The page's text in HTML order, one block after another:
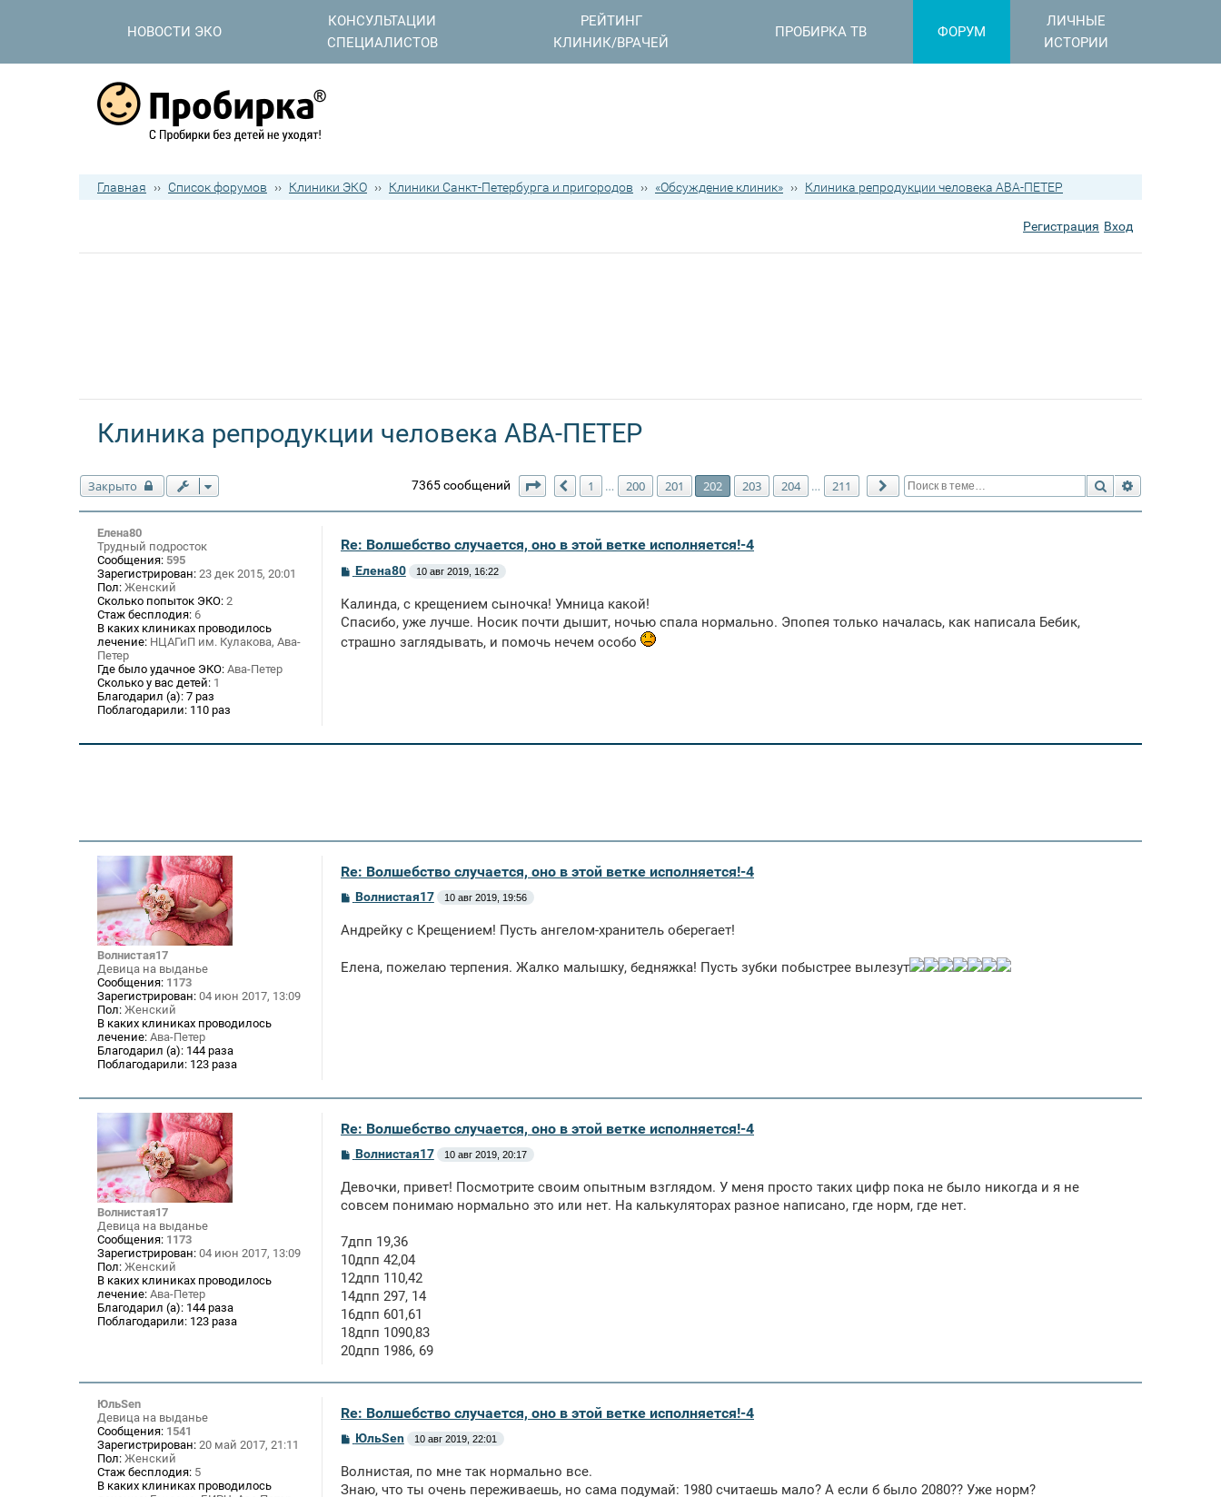
НОВОСТИ ЭКО
КОНСУЛЬТАЦИИ
СПЕЦИАЛИСТОВ
РЕЙТИНГ
КЛИНИК/ВРАЧЕЙ
ПРОБИРКА ТВ ФОРУМ
ЛИЧНЫЕ
ИСТОРИИ
Главная ›› Список форумов ›› Клиники ЭКО ›› Клиники Санкт-Петербурга и пригородов ›› «Обсуждение клиник» ›› Клиника репродукции человека АВА-ПЕТЕР
Регистрация Вход
Клиника репродукции человека АВА-ПЕТЕР
Закрыто Поиск
7365 сообщений Страница 202 из211
Пред.
1 … 200 201 202 203 204 … 211 След.
Елена80
Трудный подросток
Сообщения: 595
Зарегистрирован: 23 дек 2015, 20:01
Пол: Женский
Сколько попыток ЭКО: 2
Стаж бесплодия: 6
В каких клиниках проводилось
лечение: НЦАГиП им. Кулакова, Ава-
Петер
Где было удачное ЭКО: Ава-Петер
Сколько у вас детей: 1
Благодарил (а): 7 раз
Поблагодарили: 110 раз
Re: Волшебство случается, оно в этой ветке исполняется!-4
С
б
щ
н
Елена80 10 авг 2019, 16:22
Калинда, с крещением сыночка! Умница какой!
Спасибо, уже лучше. Носик почти дышит, ночью спала нормально. Эпопея только началась, как написала Бебик,
страшно заглядывать, и помочь нечем особо
Волнистая17
Девица на выданье
Сообщения: 1173
Зарегистрирован: 04 июн 2017, 13:09
Пол: Женский
В каких клиниках проводилось
лечение: Ава-Петер
Благодарил (а): 144 раза
Поблагодарили: 123 раза
Re: Волшебство случается, оно в этой ветке исполняется!-4
С
б
н
Волнистая17 10 авг 2019, 19:56
Андрейку с Крещением! Пусть ангелом-хранитель оберегает!
Елена, пожелаю терпения. Жалко малышку, бедняжка! Пусть зубки побыстрее вылезут
Волнистая17
Девица на выданье
Сообщения: 1173
Зарегистрирован: 04 июн 2017, 13:09
Пол: Женский
В каких клиниках проводилось
лечение: Ава-Петер
Благодарил (а): 144 раза
Поблагодарили: 123 раза
Re: Волшебство случается, оно в этой ветке исполняется!-4
С
б
щ
и
е
Волнистая17 10 авг 2019, 20:17
Девочки, привет! Посмотрите своим опытным взглядом. У меня просто таких цифр пока не было никогда и я не
совсем понимаю нормально это или нет. На калькуляторах разное написано, где норм, где нет.
7дпп 19,36
10дпп 42,04
12дпп 110,42
14дпп 297, 14
16дпп 601,61
18дпп 1090,83
20дпп 1986, 69
ЮльSen
Девица на выданье
Сообщения: 1541
Зарегистрирован: 20 май 2017, 21:11
Пол: Женский
Стаж бесплодия: 5
В каких клиниках проводилось
Re: Волшебство случается, оно в этой ветке исполняется!-4
С
б
щ
ЮльSen 10 авг 2019, 22:01
Волнистая, по мне так нормально все.
Знаю, что ты очень переживаешь, но сама подумай: 1980 считаешь мало? А если б было 2080?? Уже норм?